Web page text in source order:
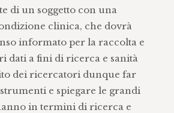
di un soggetto con una
clinica, che dovrà
informato per la raccolta e
dati a fini di ricerca e sanità
dei ricercatori dunque far
e spiegare le grandi
in termini di ricerca e